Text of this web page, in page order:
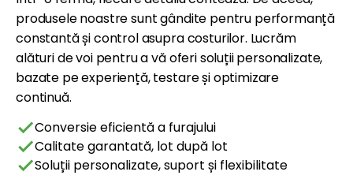
produsele noastre sunt gândite pentru performanță
constantă și control asupra costurilor. Lucrăm
alături de voi pentru a vă oferi soluții personalizate,
bazate pe experiență, testare și optimizare
continuă.
checkConversie eficientă a furajului
checkCalitate garantată, lot după lot
checkSoluții personalizate, suport și flexibilitate